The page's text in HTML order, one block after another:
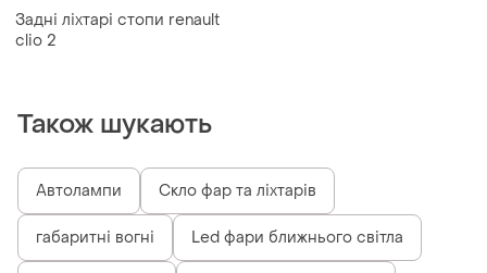
Задні ліхтарі стопи renault
clio 2
Також шукають
Автолампи Скло фар та ліхтарів
габаритні вогні Led фари ближнього світла